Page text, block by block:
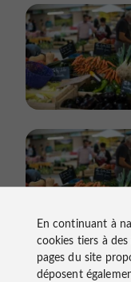
En continuant à
cookies tiers à
pages du site
déposent